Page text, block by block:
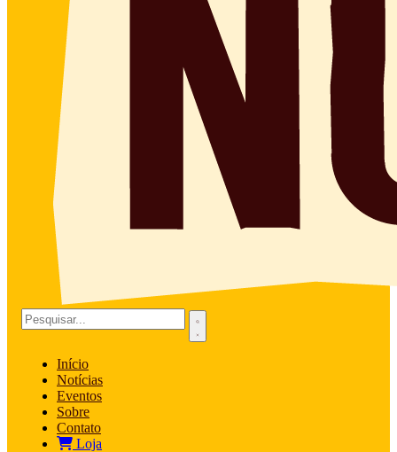
Início
Notícias
Eventos
Sobre
Contato
Loja